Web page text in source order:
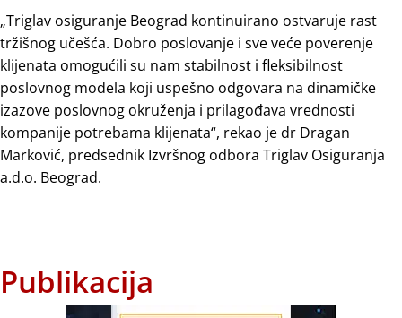
„Triglav osiguranje Beograd kontinuirano ostvaruje rast
tržišnog učešća. Dobro poslovanje i sve veće poverenje
klijenata omogućili su nam stabilnost i fleksibilnost
poslovnog modela koji uspešno odgovara na dinamičke
izazove poslovnog okruženja i prilagođava vrednosti
kompanije potrebama klijenata“, rekao je dr Dragan
Marković, predsednik Izvršnog odbora Triglav Osiguranja
a.d.o. Beograd.
Publikacija